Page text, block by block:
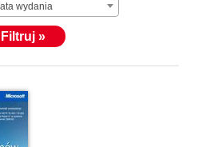
wydania
Filtruj »